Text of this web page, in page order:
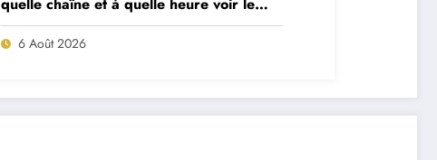
quelle chaîne et à quelle heure voir le
match ?
6 Août 2026